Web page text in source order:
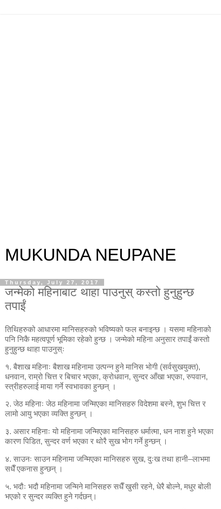
MUKUNDA NEUPANE
Thursday, July 27, 2017
जन्मेको महिनाबाट थाहा पाउनुस् कस्तो हुनुहुन्छ
तपाईं
तिथिहरुको आधारमा मानिसहरुको भविष्यको फल बनाइन्छ । यसमा महिनाको
पनि निकै महत्वपूर्ण भूमिका रहेको हुन्छ । जन्मेको महिना अनुसार तपाईं कस्तो
हुनुहुन्छ थाहा पाउनुस्ः
१. बैशाख महिनाः बैशाख महिनामा उत्पन्न हुने मानिस भोगी (सर्वसुखयुक्त),
धनवान, राम्रो चित्त र बिचार भएका, क्रोधवान, सुन्दर आँखा भएका, रुपवान,
स्त्रीहरुलाई माया गर्ने स्वभावका हुन्छन् ।
२. जेठ महिनाः जेठ महिनामा जन्मिएका मानिसहरु विदेशमा बस्ने, शुभ चित्त र
लामो आयु भएका व्यक्ति हुन्छन् ।
३. असार महिनाः यो महिनामा जन्मिएका मानिसहरु धर्मात्मा, धन नाश हुने भएका
कारण पिडित, सुन्दर वर्ण भएका र थोरै सुख भोग गर्ने हुन्छन् ।
४. साउनः साउन महिनामा जन्मिएका मानिसहरु सुख, दुःख तथा हानी–लाभमा
सधैँ एकनास हुन्छन् ।
५. भदौः भदौ महिनामा जन्मिने मानिसहरु सधैँ खुसी रहने, धेरै बोल्ने, मधुर बोली
भएको र सुन्दर व्यक्ति हुने गर्दछन्।